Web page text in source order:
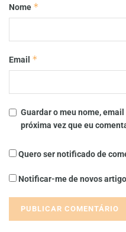
Nome *
Email *
Guardar o meu nome,
próxima vez que eu
Quero ser notificado de
Notificar-me de novos